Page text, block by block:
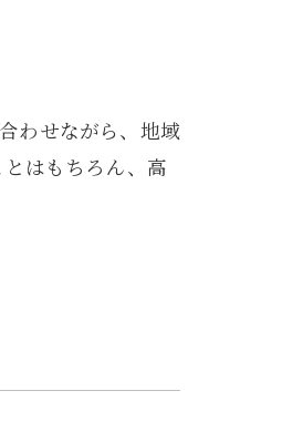
わせながら、地域
はもちろん、高